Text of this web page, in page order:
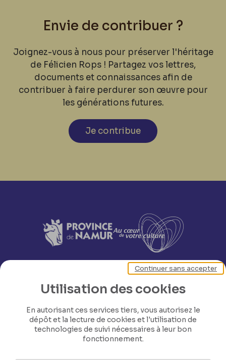
Envie de contribuer ?
Joignez-vous à nous pour préserver l'héritage
de Félicien Rops ! Partagez vos lettres,
documents et connaissances afin de
contribuer à faire perdurer son œuvre pour
les générations futures.
Je contribue
Utilisation des cookies
En autorisant ces services tiers, vous autorisez le
dépôt et la lecture de cookies et l'utilisation de
technologies de suivi nécessaires à leur bon
fonctionnement.
Continuer sans accepter